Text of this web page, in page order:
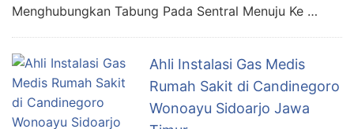
Menghubungkan Tabung Pada Sentral Menuju Ke …
Ahli Instalasi Gas Medis
Rumah Sakit di Candinegoro
Wonoayu Sidoarjo Jawa